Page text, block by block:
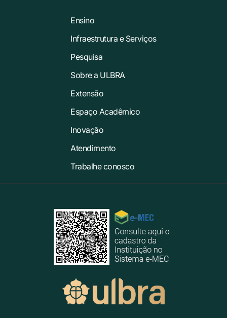
Ensino
Infraestrutura e Serviços
Pesquisa
Sobre a ULBRA
Extensão
Espaço Acadêmico
Inovação
Atendimento
Trabalhe conosco